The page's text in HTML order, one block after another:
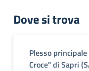
Dove si trova
Plesso
Croce" di Sapri